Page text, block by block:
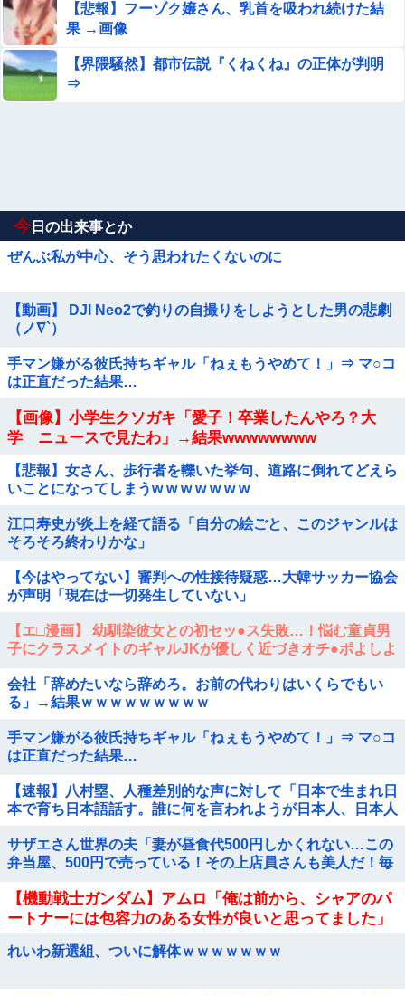
【悲報】フーゾク嬢さん、乳首を吸われ続けた結
果 →画像
【界隈騒然】都市伝説『くねくね』の正体が判明
⇒
今 日の出来事とか
ぜんぶ私が中心、そう思われたくないのに
【動画】 DJI Neo2で釣りの自撮りをしようとした男の悲劇
（ノ∇`）
手マン嫌がる彼氏持ちギャル「ねぇもうやめて！」⇒ マ○コ
は正直だった結果…
【画像】小学生クソガキ「愛子！卒業したんやろ？大
学 ニュースで見たわ」→結果wwwwwwww
【悲報】女さん、歩行者を轢いた挙句、道路に倒れてどえら
いことになってしまうw w w w w w w
江口寿史が炎上を経て語る「自分の絵ごと、このジャンルは
そろそろ終わりかな」
【今はやってない】審判への性接待疑惑…大韓サッカー協会
が声明「現在は一切発生していない」
【エ□漫画】 幼馴染彼女との初セッ●ス失敗…！悩む童貞男
子にクラスメイトのギャルJKが優しく近づきオチ●ポよしよ
会社「辞めたいなら辞めろ。お前の代わりはいくらでもい
る」→結果ｗｗｗｗｗｗｗｗｗ
手マン嫌がる彼氏持ちギャル「ねぇもうやめて！」⇒ マ○コ
は正直だった結果…
【速報】八村塁、人種差別的な声に対して「日本で生まれ日
本で育ち日本語話す。誰に何を言われようが日本人、日本人
サザエさん世界の夫「妻が昼食代500円しかくれない…この
弁当屋、500円で売っている！その上店員さんも美人だ！毎
【機動戦士ガンダム】アムロ「俺は前から、シャアのパ
ートナーには包容力のある女性が良いと思ってました」
れいわ新選組、ついに解体ｗｗｗｗｗｗｗ